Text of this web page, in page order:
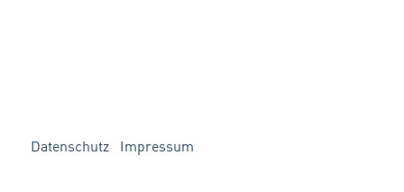
Datenschutz Impressum